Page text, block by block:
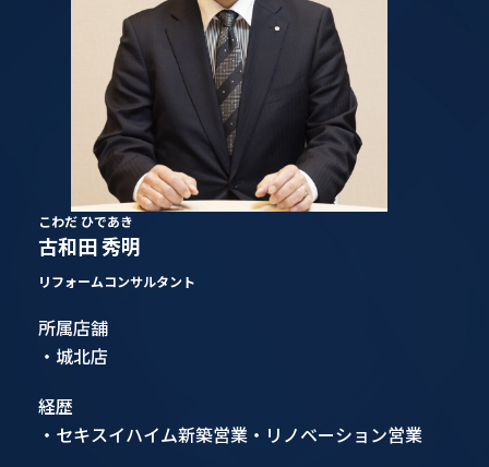
こわだ ひであき
古和田 秀明
リフォームコンサルタント
所属店舗
・城北店
経歴
・セキスイハイム新築営業・リノベーション営業